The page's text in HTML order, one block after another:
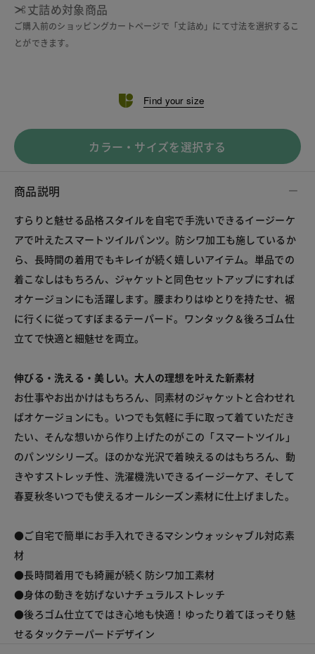
丈詰め対象商品
ご購入前のショッピングカートページで「丈詰め」にて寸法を選択するこ
とができます。
Find your size
カラー・サイズを選択する
商品説明
すらりと魅せる品格スタイルを自宅で手洗いできるイージーケ
アで叶えたスマートツイルパンツ。防シワ加工も施しているか
ら、長時間の着用でもキレイが続く嬉しいアイテム。単品での
着こなしはもちろん、ジャケットと同色セットアップにすれば
オケージョンにも活躍します。腰まわりはゆとりを持たせ、裾
に行くに従ってすぼまるテーパード。ワンタック＆後ろゴム仕
立てで快適と細魅せを両立。
伸びる・洗える・美しい。大人の理想を叶えた新素材
お仕事やお出かけはもちろん、同素材のジャケットと合わせれ
ばオケージョンにも。いつでも気軽に手に取って着ていただき
たい、そんな想いから作り上げたのがこの「スマートツイル」
のパンツシリーズ。ほのかな光沢で着映えるのはもちろん、動
きやすストレッチ性、洗濯機洗いできるイージーケア、そして
春夏秋冬いつでも使えるオールシーズン素材に仕上げました。
●ご自宅で簡単にお手入れできるマシンウォッシャブル対応素
材
●長時間着用でも綺麗が続く防シワ加工素材
●身体の動きを妨げないナチュラルストレッチ
●後ろゴム仕立てではき心地も快適！ゆったり着てほっそり魅
せるタックテーパードデザイン